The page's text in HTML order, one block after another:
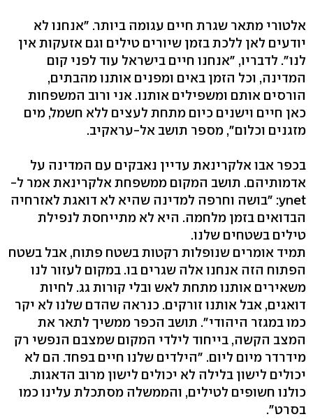
אלטורי מתאר שגרת חיים עגומה ביותר. "אנחנו לא
יודעים לאן ללכת בזמן שיורים טילים וגם אזעקות אין
לנו". לדבריו, "אנחנו חיים בישראל עוד לפני קום
המדינה, וכל הזמן באים ומפנים אותנו מהבתים,
הורסים אותם ומשפילים אותנו. אני ורוב המשפחות
כאן חיים וישנים כיום מתחת לעצים ללא חשמל, מים
מזגנים וכלום", מספר תושב אל-עראקיב.
בכפר אבו אלקרינאת עדיין נאבקים עם המדינה על
אדמותיהם. תושב המקום ממשפחת אלקרינאת אמר ל-
ynet: "בושה וחרפה למדינה שהיא לא דואגת לאזרחיה
הבדואים בזמן מלחמה. היא לא מתייחסת לנפילת
טילים בשטחים שלנו.
תמיד אומרים שנופלות רקטות בשטח פתוח, אבל בשטח
הפתוח הזה אנחנו אלה שגרים בו. במקום לעזור לנו
משאירים אותנו מתחת לאש ובלי קורות גג. לחיות
דואגים, אבל אותנו זורקים. כנראה שהדם שלנו לא יקר
כמו במגזר היהודי". תושב הכפר ממשיך לתאר את
המצב הקשה, בייחוד לילדי המקום שמצבם הנפשי רק
מידרדר מיום ליום. "הילדים שלנו חיים בפחד. הם לא
יכולים לישון בלילה לא יכולים לישון מרוב הדאגות.
כולנו חשופים לטילים, והממשלה מסתכלת עלינו כמו
בסרט".